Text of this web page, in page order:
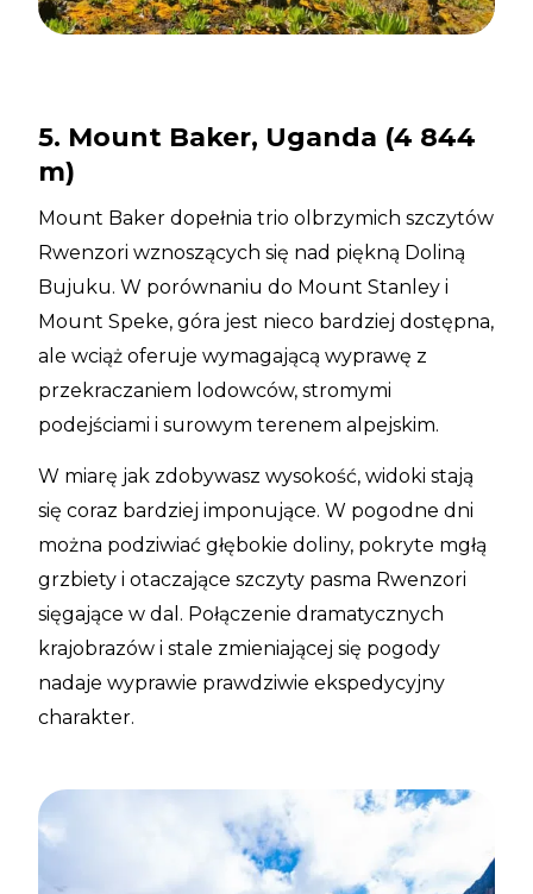
5. Mount Baker, Uganda (4 844
m)
Mount Baker dopełnia trio olbrzymich szczytów
Rwenzori wznoszących się nad piękną Doliną
Bujuku. W porównaniu do Mount Stanley i
Mount Speke, góra jest nieco bardziej dostępna,
ale wciąż oferuje wymagającą wyprawę z
przekraczaniem lodowców, stromymi
podejściami i surowym terenem alpejskim.
W miarę jak zdobywasz wysokość, widoki stają
się coraz bardziej imponujące. W pogodne dni
można podziwiać głębokie doliny, pokryte mgłą
grzbiety i otaczające szczyty pasma Rwenzori
sięgające w dal. Połączenie dramatycznych
krajobrazów i stale zmieniającej się pogody
nadaje wyprawie prawdziwie ekspedycyjny
charakter.